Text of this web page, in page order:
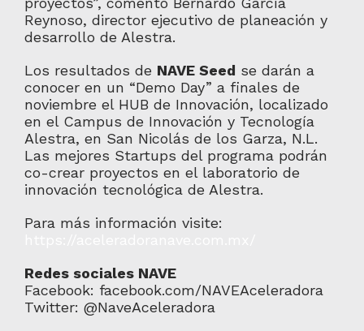
Reynoso, director ejecutivo de planeación y
desarrollo de Alestra.
Los resultados de NAVE Seed se darán a
conocer en un “Demo Day” a finales de
noviembre el HUB de Innovación, localizado
en el Campus de Innovación y Tecnología
Alestra, en San Nicolás de los Garza, N.L.
Las mejores Startups del programa podrán
co-crear proyectos en el laboratorio de
innovación tecnológica de Alestra.
Para más información visite:
Redes sociales NAVE
Facebook: facebook.com/NAVEAceleradora
Twitter: @NaveAceleradora